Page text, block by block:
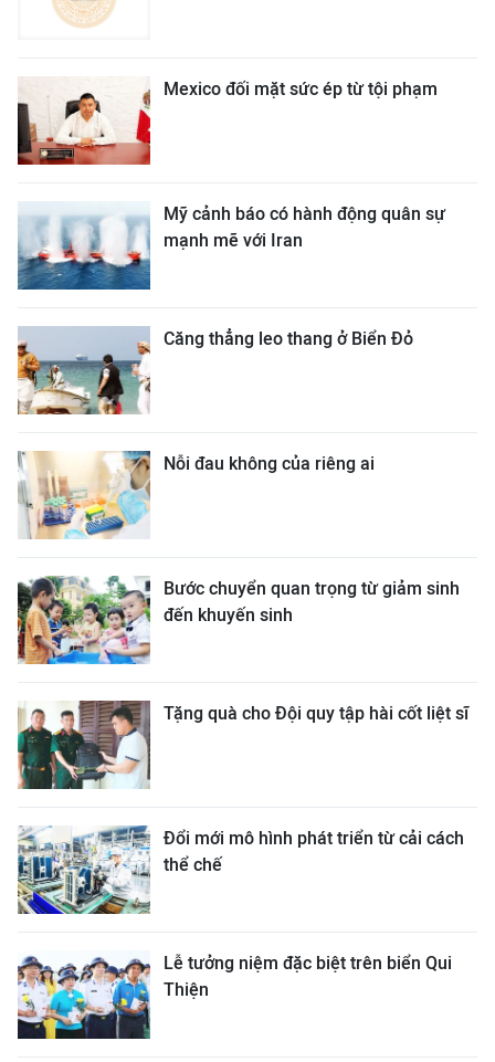
Mexico đối mặt sức ép từ tội phạm
Mỹ cảnh báo có hành động quân sự
mạnh mẽ với Iran
Căng thẳng leo thang ở Biển Đỏ
Nỗi đau không của riêng ai
Bước chuyển quan trọng từ giảm sinh
đến khuyến sinh
Tặng quà cho Đội quy tập hài cốt liệt sĩ
Đổi mới mô hình phát triển từ cải cách
thể chế
Lễ tưởng niệm đặc biệt trên biển Qui
Thiện